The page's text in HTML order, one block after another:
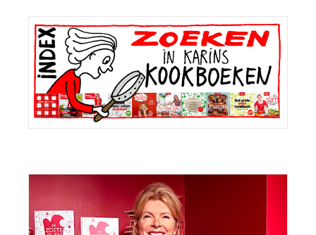
Primaire
Sidebar